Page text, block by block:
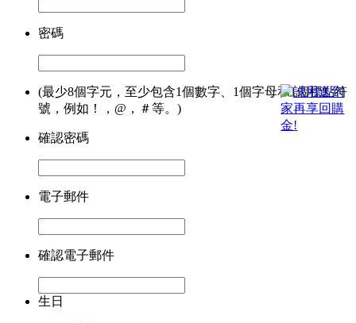
密碼
(最少8個字元，至少包含1個數字、1個字母和1個標點符
號，例如！，@，＃等。)
確認密碼
電子郵件
確認電子郵件
生日